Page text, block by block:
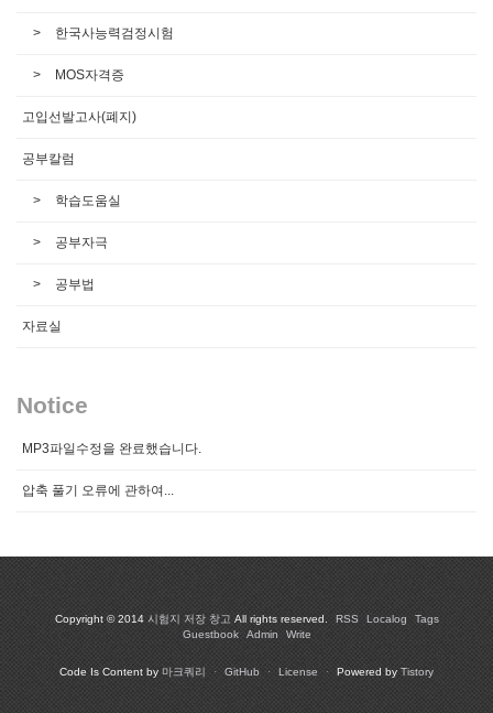
한국사능력검정시험
MOS자격증
고입선발고사(폐지)
공부칼럼
학습도움실
공부자극
공부법
자료실
Notice
MP3파일수정을 완료했습니다.
압축 풀기 오류에 관하여...
Copyright © 2014 시험지 저장 창고 All rights reserved. RSS Localog
Tags
Guestbook
Admin Write
Code Is Content by 마크쿼리 · GitHub · License · Powered by Tistory